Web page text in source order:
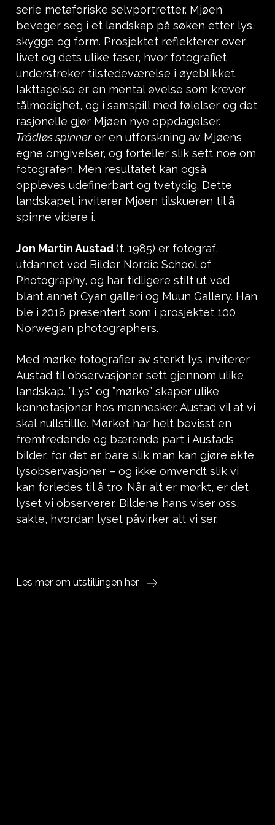
serie metaforiske selvportretter. Mjøen
beveger seg i et landskap på søken etter lys,
skygge og form. Prosjektet reflekterer over
livet og dets ulike faser, hvor fotografiet
understreker tilstedeværelse i øyeblikket.
Iakttagelse er en mental øvelse som krever
tålmodighet, og i samspill med følelser og det
rasjonelle gjør Mjøen nye oppdagelser.
Trådløs spinnerer en utforskning av Mjøens
egne omgivelser, og forteller slik sett noe om
fotografen. Men resultatet kan også
oppleves udefinerbart og tvetydig. Dette
landskapet inviterer Mjøen tilskueren til å
spinne videre i.
Jon Martin Austad(f. 1985) er fotograf,
utdannet ved Bilder Nordic School of
Photography, og har tidligere stilt ut ved
blant annet Cyan galleri og Muun Gallery. Han
ble i 2018 presentert som i prosjektet 100
Norwegian photographers.
Med mørke fotografier av sterkt lys inviterer
Austad til observasjoner sett gjennom ulike
landskap. ”Lys” og ”mørke” skaper ulike
konnotasjoner hos mennesker. Austad vil at vi
skal nullstillle. Mørket har helt bevisst en
fremtredende og bærende part i Austads
bilder, for det er bare slik man kan gjøre ekte
lysobservasjoner – og ikke omvendt slik vi
kan forledes til å tro. Når alt er mørkt, er det
lyset vi observerer. Bildene hans viser oss,
sakte, hvordan lyset påvirker alt vi ser.
Les mer om utstillingen her